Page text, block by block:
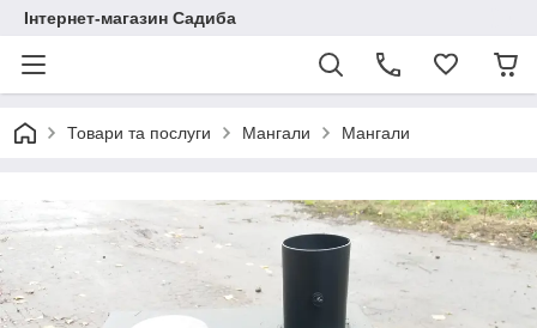
Інтернет-магазин Садиба
Товари та послуги Мангали Мангали